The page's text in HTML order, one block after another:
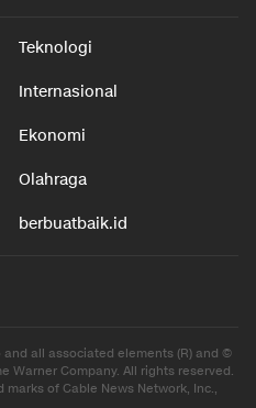
Teknologi
Internasional
Ekonomi
Olahraga
berbuatbaik.id
all associated elements (R) and ©
Warner Company. All rights reserved.
marks of Cable News Network, Inc.,